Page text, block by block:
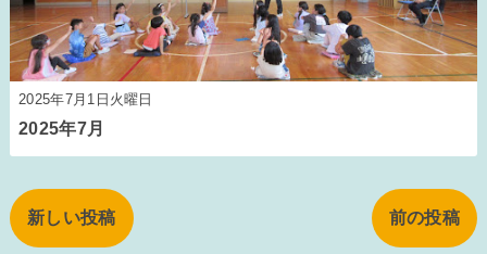
2025年7月1日火曜日
2025年7月
新しい投稿 前の投稿